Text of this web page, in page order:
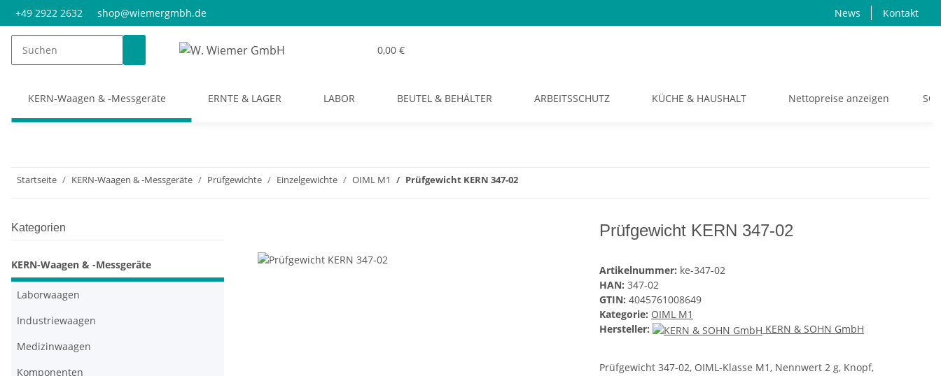
+49 2922 2632 shop@wiemergmbh.de News Kontakt
0,00 €
KERN-Waagen & -Messgeräte ERNTE & LAGER LABOR BEUTEL & BEHÄLTER ARBEITSSCHUTZ KÜCHE & HAUSHALT Nettopreise anzeigen
Startseite KERN-Waagen & -Messgeräte Prüfgewichte Einzelgewichte OIML M1 Prüfgewicht KERN 347-02
Prüfgewicht KERN 347-02
Artikelnummer: ke-347-02
HAN: 347-02
GTIN: 4045761008649
Kategorie: OIML M1
Hersteller:
KERN & SOHN GmbH
Prüfgewicht 347-02, OIML-Klasse M1, Nennwert 2 g, Knopf,
Kategorien
KERN-Waagen & -Messgeräte
Laborwaagen
Industriewaagen
Medizinwaagen
Komponenten